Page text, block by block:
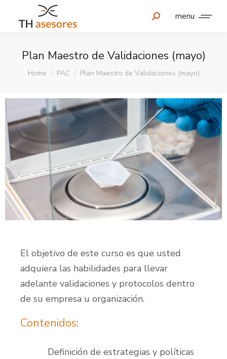
menu
Plan Maestro de Validaciones (mayo)
You are here:
Home PAC Plan Maestro de Validaciones (mayo)
El objetivo de este curso es que usted
adquiera las habilidades para llevar
adelante validaciones y protocolos dentro
de su empresa u organización.
Contenidos:
Definición de estrategias y políticas